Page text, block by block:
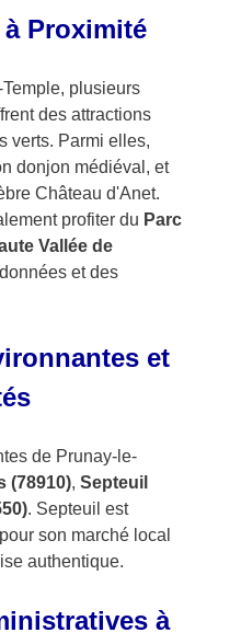
Proximité
plusieurs
des attractions
verts. Parmi elles,
donjon médiéval, et
Château d'Anet.
profiter du Parc
Vallée de
et des
et
de Prunay-le-
(78910), Septeuil
. Septeuil est
son marché local
authentique.
à